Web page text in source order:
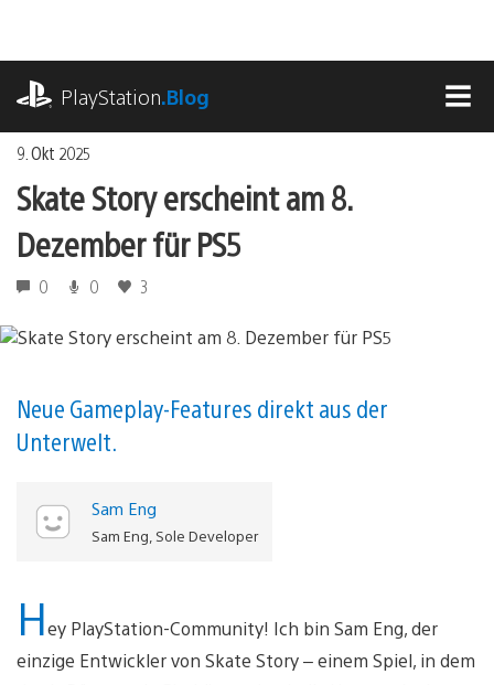
springen
PlayStation.Blog
9. Okt 2025
Skate Story erscheint am 8.
Dezember für PS5
0 0 3
Neue Gameplay-Features direkt aus der
Unterwelt.
Sam Eng
Sam Eng, Sole Developer
Hey PlayStation-Community! Ich bin Sam Eng, der
einzige Entwickler von Skate Story – einem Spiel, in dem